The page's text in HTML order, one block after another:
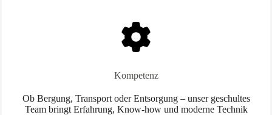
Kompetenz
Ob Bergung, Transport oder Entsorgung – unser geschultes
Team bringt Erfahrung, Know-how und moderne Technik